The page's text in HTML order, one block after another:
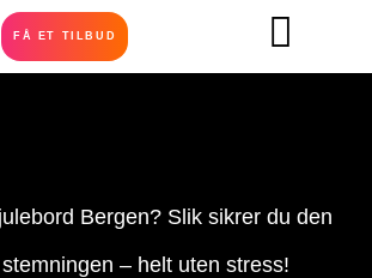
FÅ ET TILBUD
Bergen? Slik sikrer du den
– helt uten stress!